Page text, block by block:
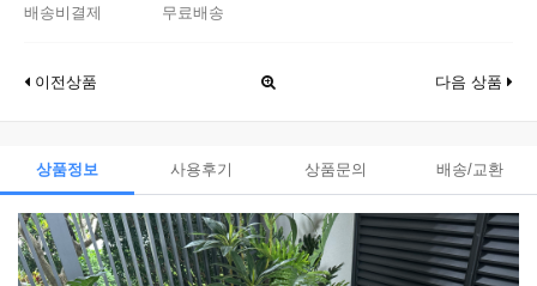
배송비결제
무료배송
이전상품 다음 상품
상품정보 사용후기 상품문의 배송/교환